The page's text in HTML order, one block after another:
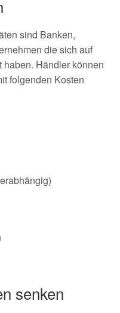
sind Banken,
die sich auf
Händler können
folgenden Kosten
senken